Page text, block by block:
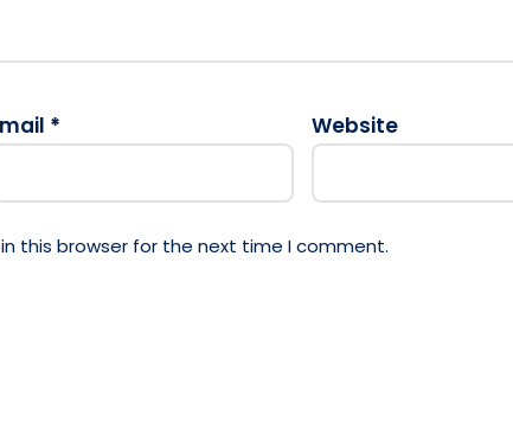
* Website
this browser for the next time I comment.